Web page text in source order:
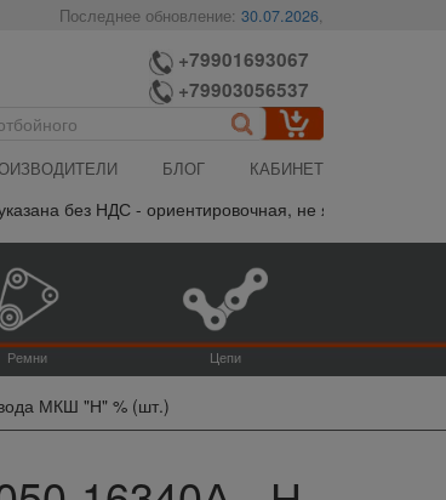
Последнее обновление:30.07.2026,
+79901693067
+79903056537
БЛОГ КАБИНЕТ
без НДС - ориентировочная, не является
Ремни Цепи
МКШ "Н" % (шт.)